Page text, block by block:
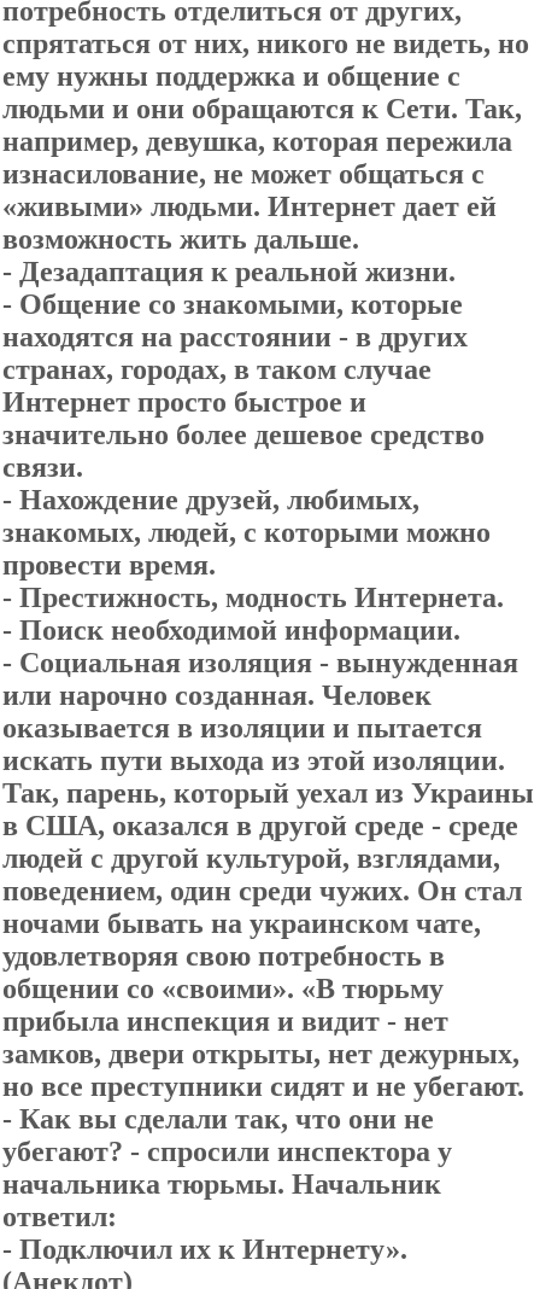
потребность отделиться от других,
спрятаться от них, никого не видеть, но
ему нужны поддержка и общение с
людьми и они обращаются к Сети. Так,
например, девушка, которая пережила
изнасилование, не может общаться с
«живыми» людьми. Интернет дает ей
возможность жить дальше.
- Дезадаптация к реальной жизни.
- Общение со знакомыми, которые
находятся на расстоянии - в других
странах, городах, в таком случае
Интернет просто быстрое и
значительно более дешевое средство
связи.
- Нахождение друзей, любимых,
знакомых, людей, с которыми можно
провести время.
- Престижность, модность Интернета.
- Поиск необходимой информации.
- Социальная изоляция - вынужденная
или нарочно созданная. Человек
оказывается в изоляции и пытается
искать пути выхода из этой изоляции.
Так, парень, который уехал из Украины
в США, оказался в другой среде - среде
людей с другой культурой, взглядами,
поведением, один среди чужих. Он стал
ночами бывать на украинском чате,
удовлетворяя свою потребность в
общении со «своими». «В тюрьму
прибыла инспекция и видит - нет
замков, двери открыты, нет дежурных,
но все преступники сидят и не убегают.
- Как вы сделали так, что они не
убегают? - спросили инспектора у
начальника тюрьмы. Начальник
ответил:
- Подключил их к Интернету».
(Анекдот)